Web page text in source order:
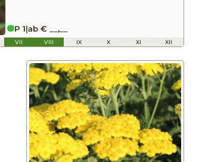
P 1|ab € __,__
VII VIII IX X XI XII